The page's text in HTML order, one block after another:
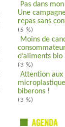
Pas dans
Une
repas sans
(5 %)
Moins de
d’aliments bio
(3 %)
Attention aux
biberons !
(3 %)